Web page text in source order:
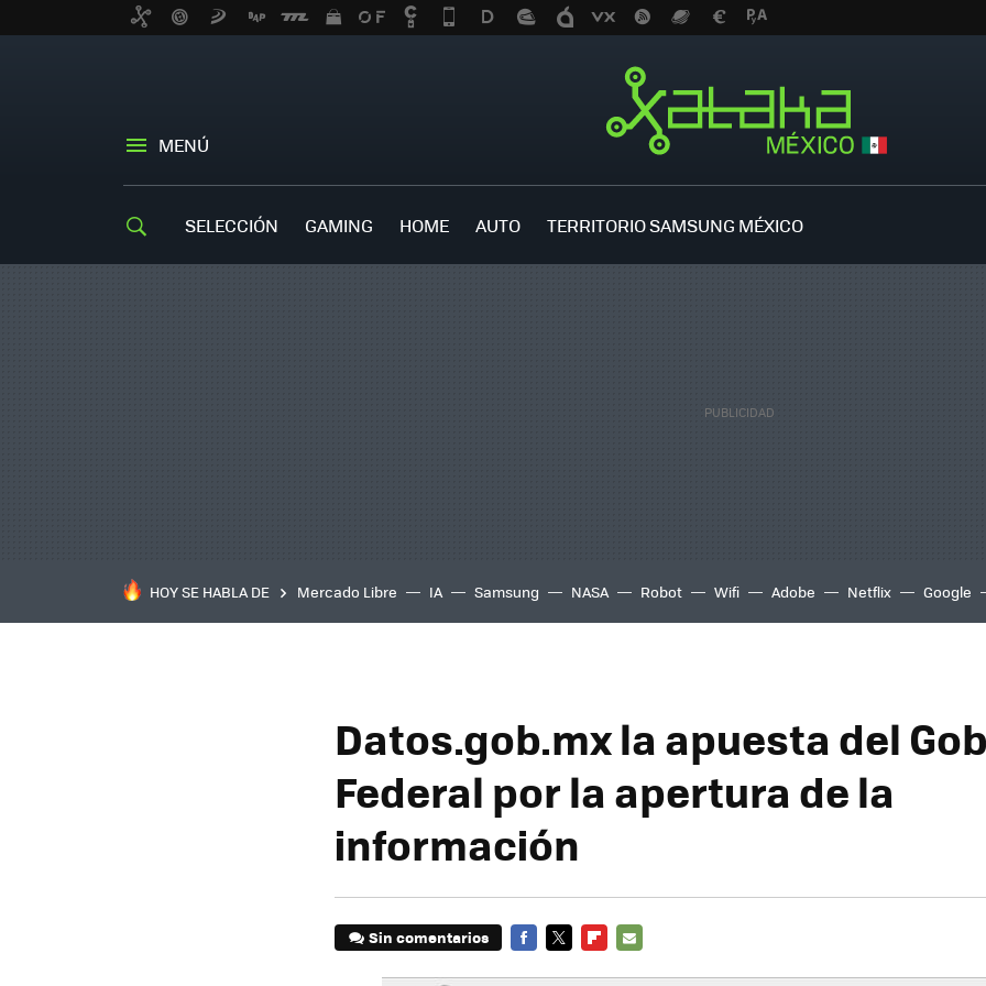
MENÚ
SELECCIÓN GAMING HOME AUTO TERRITORIO SAMSUNG MÉXICO
HOY SE HABLA DE Mercado Libre IA Samsung NASA Robot Wifi Adobe Netflix Google
Datos.gob.mx la apuesta del
Federal por la apertura de la
información
Sin comentarios